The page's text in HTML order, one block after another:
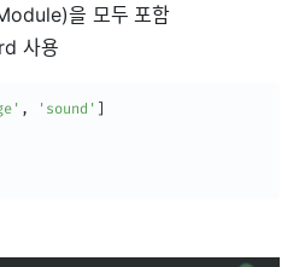
을 모두 포함
사용
, 'sound'